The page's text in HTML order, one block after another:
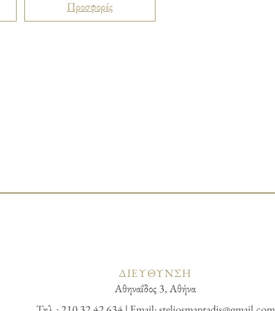
Προσφορές
ΔΙΕΥΘΥΝΣΗ
Αθηναΐδος 3, Αθήνα